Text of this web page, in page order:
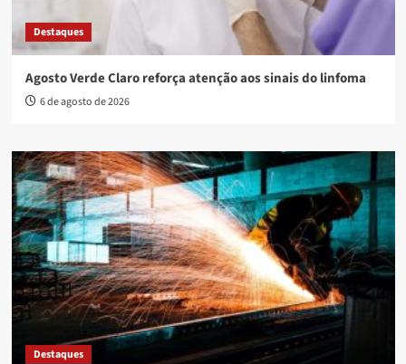
Destaques
Agosto Verde Claro reforça atenção aos sinais do linfoma
6 de agosto de 2026
Destaques